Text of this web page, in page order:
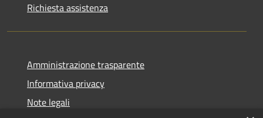
Richiesta assistenza
Amministrazione trasparente
Informativa privacy
Note legali